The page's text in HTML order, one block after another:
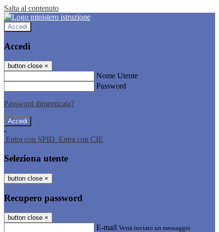
Salta al contenuto
Accedi
Accedi
button close ×
Nome Utente
Password
Password dimenticata?
-
Entra con SPID Entra con CIE
Seleziona utente
button close ×
Recupero password
button close ×
E-mail Verrà inviato un messaggio